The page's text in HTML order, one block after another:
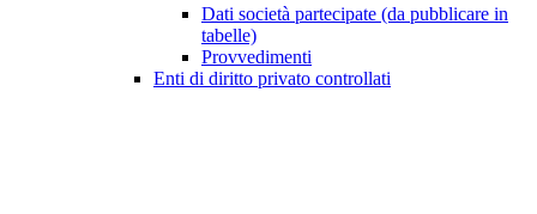
Dati società partecipate (da pubblicare in
tabelle)
Provvedimenti
Enti di diritto privato controllati